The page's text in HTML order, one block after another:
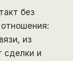
без
из
сделки и